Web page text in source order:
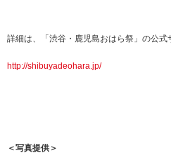
詳細は、「渋谷・鹿児島おはら祭」の公式
http://shibuyadeohara.jp/
＜写真提供＞